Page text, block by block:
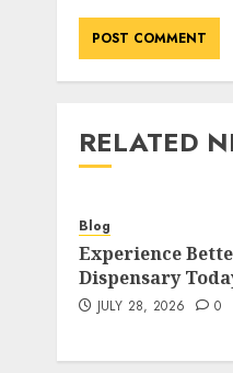
RELATED
Blog
Experience
Dispensary
JULY 28, 2026 0